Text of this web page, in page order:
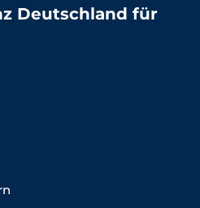
Deutschland für